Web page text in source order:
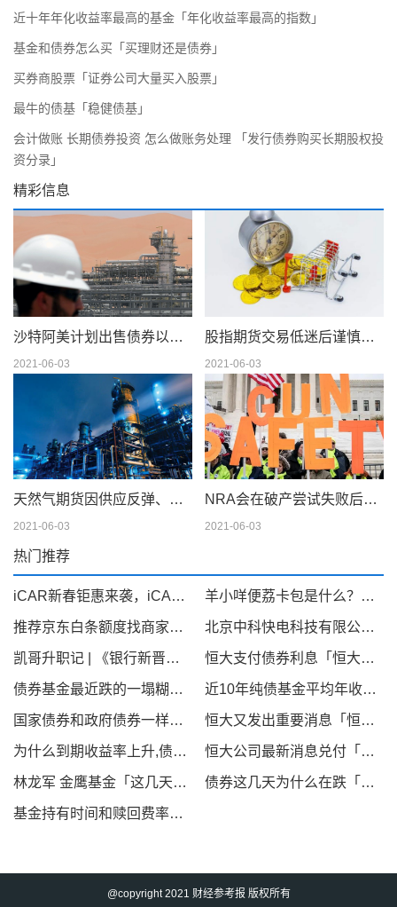
近十年年化收益率最高的基金「年化收益率最高的指数」
基金和债券怎么买「买理财还是债券」
买券商股票「证券公司大量买入股票」
最牛的债基「稳健债基」
会计做账 长期债券投资 怎么做账务处理 「发行债券购买长期股权投
资分录」
精彩信息
沙特阿美计划出售债券以筹集 750 亿美元的股息
2021-06-03
股指期货交易低迷后谨慎交易
2021-06-03
天然气期货因供应反弹、天气模型转变而下滑；现金仍在摇摆
2021-06-03
NRA会在破产尝试失败后解散吗
2021-06-03
热门推荐
iCAR新春钜惠来袭，iCAR 03至高优惠35000元 羊小咩便荔卡包是什么？可以提现套取出来吗，看完你就明白！
推荐京东白条额度找商家兑现，京东白条秒到商家介绍 北京中科快电科技有限公司旗下“快来电”项目：获知名企业中健华程（北京）科技有限公司A轮2500万融资引领新能源汽车充电桩产业新篇章
凯哥升职记 | 《银行新晋高管必备酒局指南》 恒大支付债券利息「恒大债券到期收益率」
债券基金最近跌的一塌糊涂「债基金收益」 近10年纯债基金平均年收益率「2019年多只中长期纯债基金收益率超5 最高收益率38 95 」
国家债券和政府债券一样吗「政府债券和国债的区别」 恒大又发出重要消息「恒大突然宣布」
为什么到期收益率上升,债券价格下降「为什么债券价格和收益率成反比」 恒大公司最新消息兑付「恒大地产今年还会动工吗」
林龙军 金鹰基金「这几天债基为什么下跌」 债券这几天为什么在跌「这两天债券基金怎么回事」
基金持有时间和赎回费率「基金赎回费率一般多少」
@copyright 2021 财经参考报 版权所有